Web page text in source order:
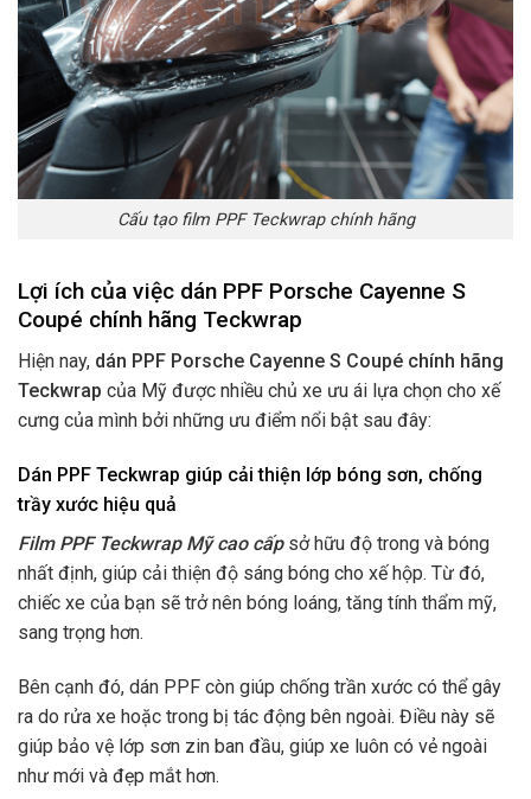
Cấu tạo film PPF Teckwrap chính hãng
Lợi ích của việc dán PPF Porsche Cayenne S
Coupé chính hãng Teckwrap
Hiện nay, dán PPF Porsche Cayenne S Coupé chính hãng
Teckwrap của Mỹ được nhiều chủ xe ưu ái lựa chọn cho xế
cưng của mình bởi những ưu điểm nổi bật sau đây:
Dán PPF Teckwrap giúp cải thiện lớp bóng sơn, chống
trầy xước hiệu quả
Film PPF Teckwrap Mỹ cao cấpsở hữu độ trong và bóng
nhất định, giúp cải thiện độ sáng bóng cho xế hộp. Từ đó,
chiếc xe của bạn sẽ trở nên bóng loáng, tăng tính thẩm mỹ,
sang trọng hơn.
Bên cạnh đó, dán PPF còn giúp chống trần xước có thể gây
ra do rửa xe hoặc trong bị tác động bên ngoài. Điều này sẽ
giúp bảo vệ lớp sơn zin ban đầu, giúp xe luôn có vẻ ngoài
như mới và đẹp mắt hơn.